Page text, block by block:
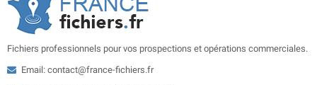
Fichiers professionnels pour vos prospections et opérations commerciales.
Email: contact@france-fichiers.fr